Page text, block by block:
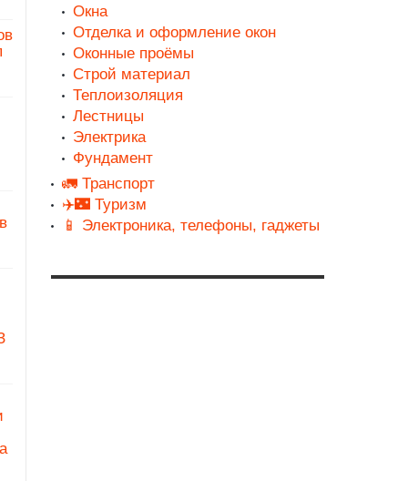
Окна
Отделка и оформление окон
Оконные проёмы
Строй материал
Теплоизоляция
Лестницы
Электрика
Фундамент
🚛 Транспорт
✈️🌃 Туризм
📱 Электроника, телефоны, гаджеты